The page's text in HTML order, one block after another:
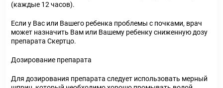
(каждые 12 часов).
Если у Вас или Вашего ребенка проблемы с почками, врач
может назначить Вам или Вашему ребенку сниженную дозу
препарата Скертцо.
Дозирование препарата
Для дозирования препарата следует использовать мерный